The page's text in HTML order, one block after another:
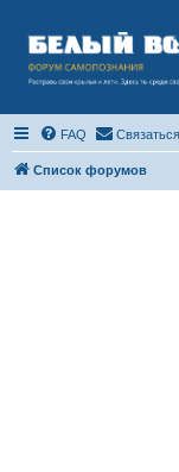
FAQ
Список форумов